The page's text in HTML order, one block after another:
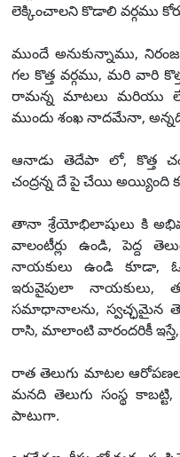
లెక్కించాలని కొడాలి వర్గము
ముందే అనుకున్నాము,
గల కొత్త వర్గము, మరి వారి
రామన్న మాటలు మరియు
ముందు శంఖ నాదమేనా,
ఆనాడు తెదేపా లో, కొత్త
చంద్రన్న దే పై చేయి అయ్యింది
తానా శ్రేయోభిలాషులు కి
వాలంటీర్లు ఉండి, పెద్ద
నాయకులు ఉండి కూడా,
ఇరువైపులా నాయకులు,
సమాధానాలను, స్వచ్ఛమైన
రాసి, మాలాంటి వారందరికీ ఇస్తే,
రాత తెలుగు మాటల
మనది తెలుగు సంస్థ
పాటుగా.